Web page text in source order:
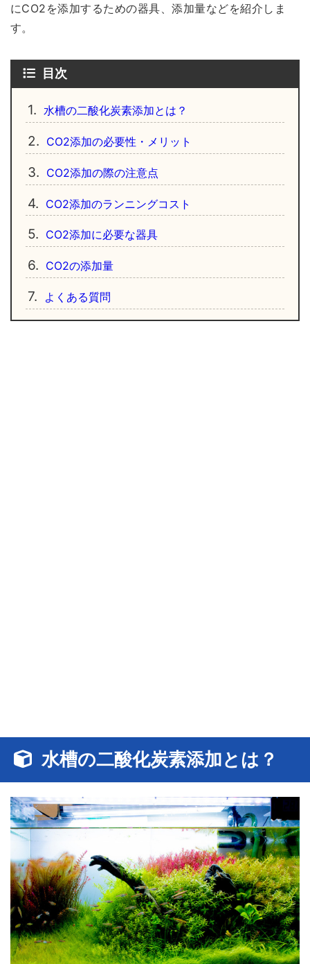
にCO2を添加するための器具、添加量などを紹介しま
す。
目次
1. 水槽の二酸化炭素添加とは？
2. CO2添加の必要性・メリット
3. CO2添加の際の注意点
4. CO2添加のランニングコスト
5. CO2添加に必要な器具
6. CO2の添加量
7. よくある質問
水槽の二酸化炭素添加とは？